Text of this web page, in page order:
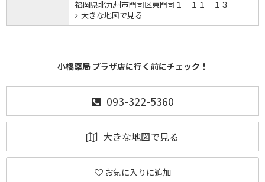
福岡県北九州市門司区東門司１－１１－１３
大きな地図で見る
小橋薬局 プラザ店に行く前にチェック！
093-322-5360
大きな地図で見る
お気に入りに追加